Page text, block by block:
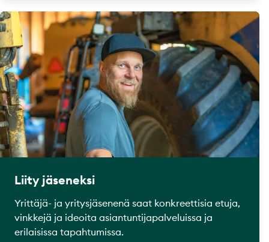
Liity jäseneksi
Yrittäjä- ja yritysjäsenenä saat konkreettisia etuja,
vinkkejä ja ideoita asiantuntijapalveluissa ja
erilaisissa tapahtumissa.